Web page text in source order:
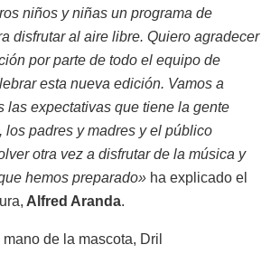
niños y niñas un programa de
disfrutar al aire libre. Quiero agradecer
por parte de todo el equipo de
esta nueva edición. Vamos a
las expectativas que tiene la gente
los padres y madres y el público
otra vez a disfrutar de la música y
hemos preparado» ha explicado el
Alfred Aranda.
de la mascota, Dril